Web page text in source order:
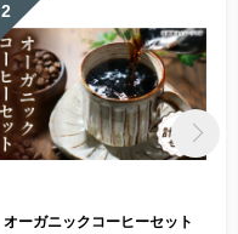
2
オーガニックコーヒーセット